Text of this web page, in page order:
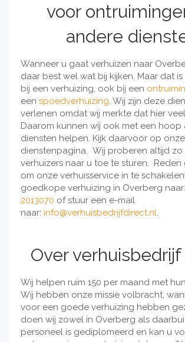
voor
andere
Wanneer u gaat verhuizen naar
daar best wel wat bij kijken. Maar dat
bij een verhuizing, ook bij een
een spoedverhuizing. Wij zijn deze
verlenen omdat wij merkte dat hier
Daarom kunnen wij ook met een hoop
diensten helpen. Kijk daarvoor op onze
dienstenpagina. Wij proberen altijd zo
verhuizers naar u toe te sturen.
om onze verhuisservice in te
goedkope verhuizing in Overberg naar:
2013070 of stuur een e-mail
naar: info@verhuisbedrijfdirect.nl.
Over
Wij helpen ruim 150 per maand met
Wij hebben onze missie volbracht,
voor een goede verhuizing hebben
doen wij zowel in Overberg als
personeel is gediplomeerd en kan u